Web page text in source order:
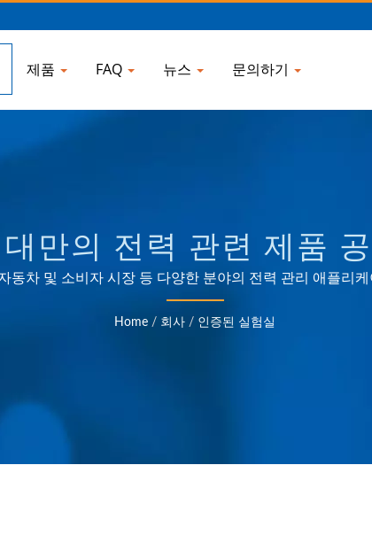
제품 FAQ 뉴스 문의하기
만의 전력 관련 제품
ELECTRONIC
차 및 소비자 시장 등 다양한 분야의 전력 관리 애플리
신뢰할 수 있는 OEM 및 ODM 경험.
Home / 회사 / 인증된 실험실